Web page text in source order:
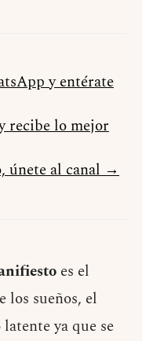
y entérate
recibe lo mejor
únete al canal →
es el
los sueños, el
ya que se